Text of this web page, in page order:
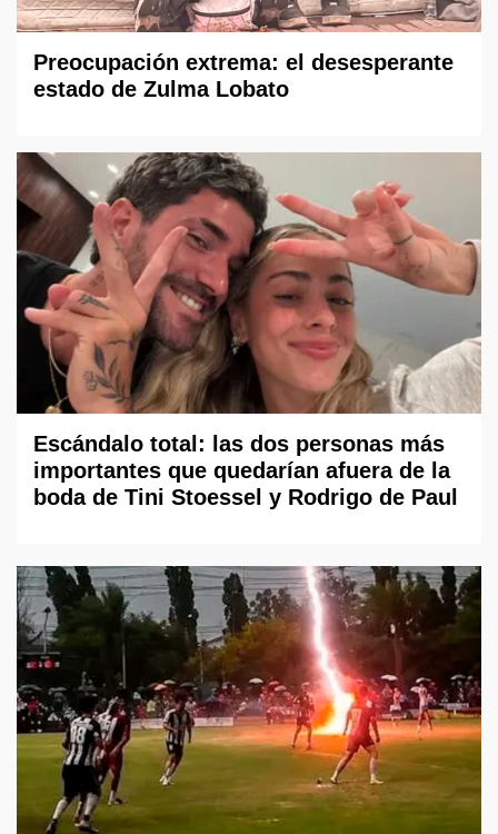
Preocupación extrema: el desesperante
estado de Zulma Lobato
Escándalo total: las dos personas más
importantes que quedarían afuera de la
boda de Tini Stoessel y Rodrigo de Paul